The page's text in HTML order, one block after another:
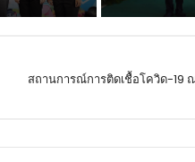
สถานการณ์การติดเชื้อโควิด-19